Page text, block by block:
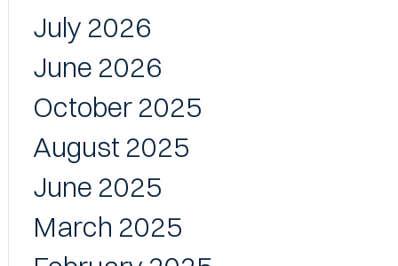
July 2026
June 2026
October 2025
August 2025
June 2025
March 2025